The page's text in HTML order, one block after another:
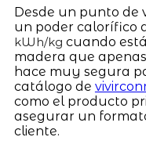
Desde un punto de
un poder calorífico
kWh/kg cuando
madera que
hace muy segura
catálogo de
como el producto
asegurar un
cliente.